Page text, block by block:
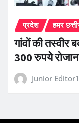
प्रदेश हमर
गांवों की तस्वीर
300 रुपये
Junior Editor1